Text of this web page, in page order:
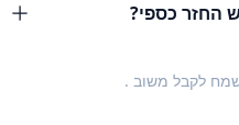
החזר כספי?
לקבל משוב .